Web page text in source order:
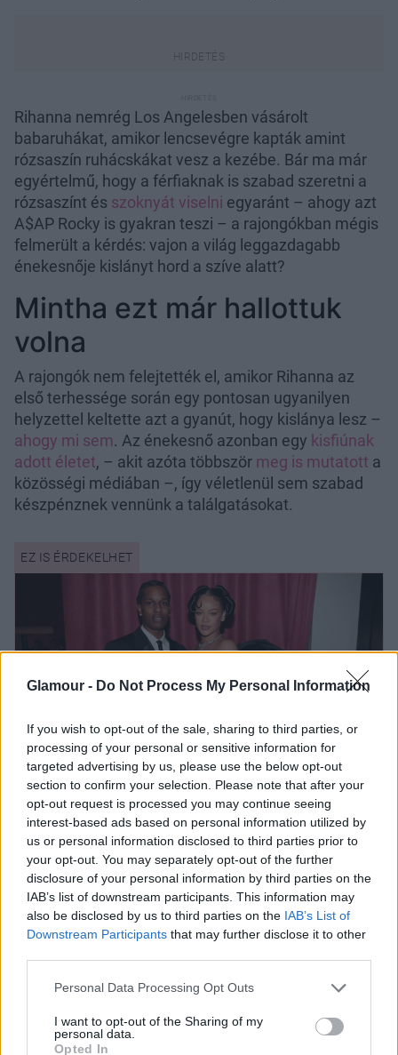
Glamour - Do Not Process My Personal Information
If you wish to opt-out of the sale, sharing to third parties, or
processing of your personal or sensitive information for
targeted advertising by us, please use the below opt-out
section to confirm your selection. Please note that after your
opt-out request is processed you may continue seeing
interest-based ads based on personal information utilized by
us or personal information disclosed to third parties prior to
your opt-out. You may separately opt-out of the further
disclosure of your personal information by third parties on the
IAB’s list of downstream participants. This information may
also be disclosed by us to third parties on the IAB’s List of
Downstream Participants that may further disclose it to other
Please note that this website/app uses one or more Google
not limited to your visit or usage behaviour. You may click to
grant or deny consent to Google and its third-party tags to
Personal Data Processing Opt Outs
I want to opt-out of the Sharing of my
personal data.
Opted In
Rihanna nemrég Los Angelesben vásárolt
babaruhákat, amikor lencsevégre kapták amint
rózsaszín ruhácskákat vesz a kezébe. Bár ma már
egyértelmű, hogy a férfiaknak is szabad szeretni a
rózsaszínt és szoknyát viselni egyaránt – ahogy azt
A$AP Rocky is gyakran teszi – a rajongókban mégis
felmerült a kérdés: vajon a világ leggazdagabb
énekesnője kislányt hord a szíve alatt?
Mintha ezt már hallottuk
volna
A rajongók nem felejtették el, amikor Rihanna az
első terhessége során egy pontosan ugyanilyen
helyzettel keltette azt a gyanút, hogy kislánya lesz –
ahogy mi sem. Az énekesnő azonban egy kisfiúnak
adott életet, – akit azóta többször meg is mutatott a
közösségi médiában –, így véletlenül sem szabad
készpénznek vennünk a találgatásokat.
Évtizedes barátságból szerelem:
Rihanna és A$AP Rocky kapcsolata
mesébe illő - ismerd meg a
részleteket!
Rihanna 2019-ben a gyermekvállalás kapcsán azt
hogy kislánya lesz: „Fekete nő vagyok. Egy fekete nő
szült, akit egy fekete nő szült, akit egy fekete nő szült